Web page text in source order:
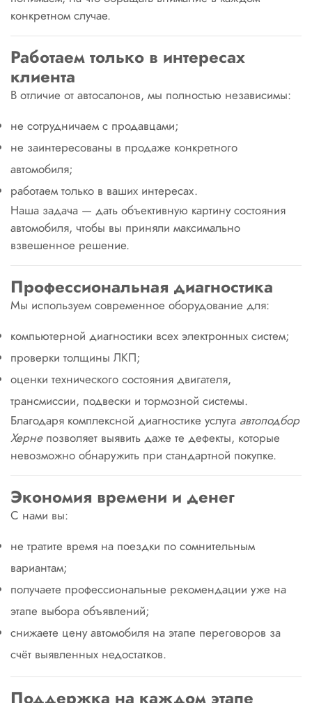
конкретном случае.
Работаем только в интересах
клиента
В отличие от автосалонов, мы полностью независимы:
не сотрудничаем с продавцами;
не заинтересованы в продаже конкретного
автомобиля;
работаем только в ваших интересах.
Наша задача — дать объективную картину состояния
автомобиля, чтобы вы приняли максимально
взвешенное решение.
Профессиональная диагностика
Мы используем современное оборудование для:
компьютерной диагностики всех электронных систем;
проверки толщины ЛКП;
оценки технического состояния двигателя,
трансмиссии, подвески и тормозной системы.
Благодаря комплексной диагностике услуга автоподбор
Хернепозволяет выявить даже те дефекты, которые
невозможно обнаружить при стандартной покупке.
Экономия времени и денег
С нами вы:
не тратите время на поездки по сомнительным
вариантам;
получаете профессиональные рекомендации уже на
этапе выбора объявлений;
снижаете цену автомобиля на этапе переговоров за
счёт выявленных недостатков.
Поддержка на каждом этапе